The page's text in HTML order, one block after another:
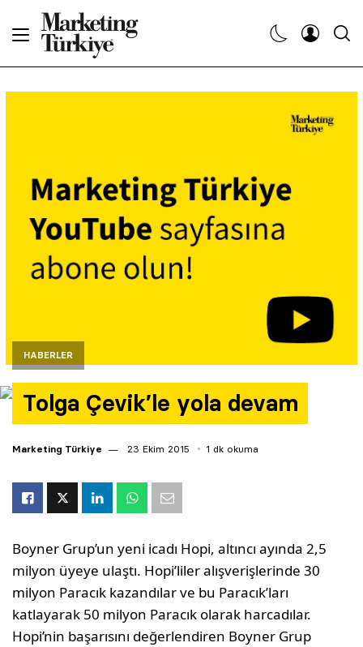
HABERLER
Tolga Çevik’le yola devam
Marketing Türkiye 23 Ekim 2015 1 dk okuma
Boyner Grup’un yeni icadı Hopi, altıncı ayında 2,5
milyon üyeye ulaştı. Hopi’liler alışverişlerinde 30
milyon Paracık kazandılar ve bu Paracık’ları
katlayarak 50 milyon Paracık olarak harcadılar.
Hopi’nin başarısını değerlendiren Boyner Grup
Dergiler
Etkinlikler
Yazarlar
Araştırma